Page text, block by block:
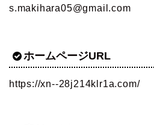
s.makihara05@gmail.com
ホームページURL
https://xn--28j214klr1a.com/